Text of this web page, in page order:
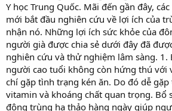
e
r
Y học Trung Quốc. Mãi đến gần đây,
mới bắt đầu nghiên cứu về lợi ích của
nhận nó. Những lợi ích sức khỏe của
người già được chia sẻ dưới đây đã
nghiên cứu và thử nghiệm lâm sàng. 1.
người cao tuổi không còn hứng thú với
chí gặp tình trạng kén ăn. Do đó dễ
vitamin và khoáng chất quan trọng. Bổ
đông trùng hạ thảo hàng ngày giúp